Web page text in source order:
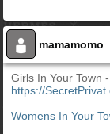
mamamomo
Girls In Your Town
https://
Womens In Your